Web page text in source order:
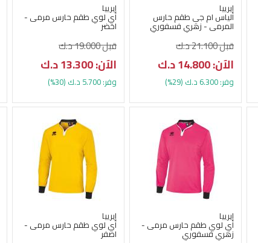
إيرييا
الياس ام جي طقم حارس
المرمى - زهري فسفوري
قبل 21.100 د.ك
الآن: 14.800 د.ك
وفر: 6.300 د.ك (29%)
إيرييا
اي لوي طقم حارس مرمى -
اخضر
قبل 19.000 د.ك
الآن: 13.300 د.ك
وفر: 5.700 د.ك (30%)
إيرييا
اي لوي طقم حارس مرمى -
زهري فسفوري
إيرييا
اي لوي طقم حارس مرمى -
اصفر